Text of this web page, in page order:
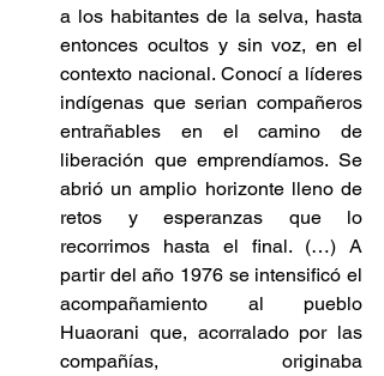
a los habitantes de la selva, hasta
entonces ocultos y sin voz, en el
contexto nacional. Conocí a líderes
indígenas que serian compañeros
entrañables en el camino de
liberación que emprendíamos. Se
abrió un amplio horizonte lleno de
retos y esperanzas que lo
recorrimos hasta el final. (…) A
partir del año 1976 se intensiﬁcó el
acompañamiento al pueblo
Huaorani que, acorralado por las
compañías, originaba